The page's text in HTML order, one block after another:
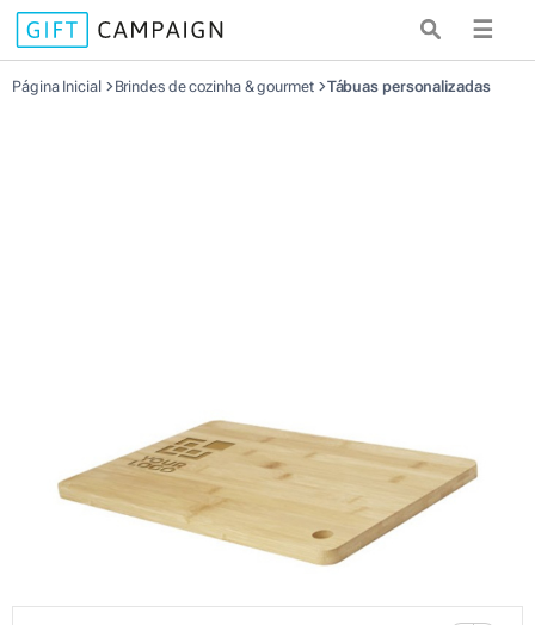
☰
Página Inicial Brindes de cozinha & gourmet Tábuas personalizadas